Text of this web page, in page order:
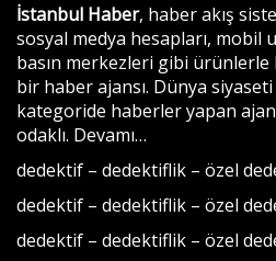
İstanbul Haber, haber akış
sosyal medya hesapları, mobil
basın merkezleri gibi
bir haber ajansı. Dünya
kategoride haberler yapan
odaklı. Devamı…
dedektif – dedektiflik – özel
dedektif – dedektiflik – özel
dedektif – dedektiflik – özel